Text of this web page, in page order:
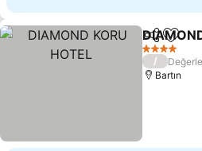
Paylaş
4 Yıldız
/
Bartın